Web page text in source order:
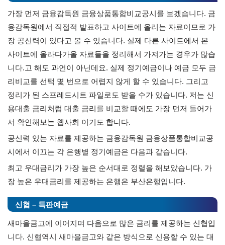
가장 먼저 금융감독원 금융상품통합비교공시를 보겠습니다. 금
융감독원에서 직접적 발표하고 사이트에 올리는 자료이므로 가
장 공신력이 있다고 볼 수 있습니다. 실제 다른 사이트에서 본
사이트에 올라다가올 자료들을 정리해서 가져가는 경우가 많습
니다.고 해도 과언이 아닌데요. 실제 정기예금이나 예금 모두 금
리비교를 선택 몇 번으로 어렵지 않게 할 수 있습니다. 그리고
정리가 된 스프레드시트 파일로도 받을 수가 있습니다. 저는 신
용대출 금리처럼 대출 금리를 비교할 때에도 가장 먼저 들어가
서 확인해보는 웹사회 이기도 합니다.
공신력 있는 자료를 제공하는 금융감독원 금융상품통합비교공
시에서 이끄는 각 은행별 정기예금은 다음과 같습니다.
최고 우대금리가 가장 높은 순서대로 정렬을 해보았습니다. 가
장 높은 우대금리를 제공하는 은행은 부산은행입니다.
신협 – 특판예금
새마을금고에 이어지며 다음으로 많은 금리를 제공하는 신협입
니다. 신협역시 새마을금고와 같은 방식으로 신용할 수 있는 대